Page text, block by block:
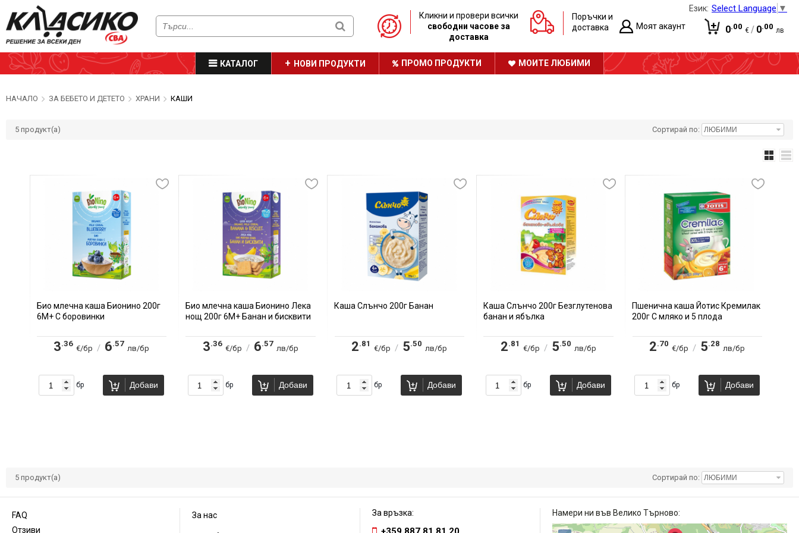
Език: Select Language ▼
Кликни и провери всички
свободни часове за
доставка
Поръчки и
доставка
Моят акаунт
Регистрация
0.00 € / 0.00 лв
Количката е празна!
КАТАЛОГ НОВИ ПРОДУКТИ ПРОМО ПРОДУКТИ МОИТЕ ЛЮБИМИ
НАЧАЛО ЗА БЕБЕТО И ДЕТЕТО ХРАНИ КАШИ
5 продукт(а) Сортирай по:
Био млечна каша Бионино 200г
6М+ С боровинки
3.36
€/бр / 6.57
лв/бр
бр Добави
Био млечна каша Бионино Лека
нощ 200г 6М+ Банан и бисквити
3.36
€/бр / 6.57
лв/бр
бр Добави
Каша Слънчо 200г Банан
2.81
€/бр / 5.50
лв/бр
бр Добави
Каша Слънчо 200г Безглутенова
банан и ябълка
2.81
€/бр / 5.50
лв/бр
бр Добави
Пшенична каша Йотис Кремилак
200г С мляко и 5 плода
2.70
€/бр / 5.28
лв/бр
бр Добави
5 продукт(а) Сортирай по:
FAQ
Отзиви
За нас За връзка: Намери ни във Велико Търново: